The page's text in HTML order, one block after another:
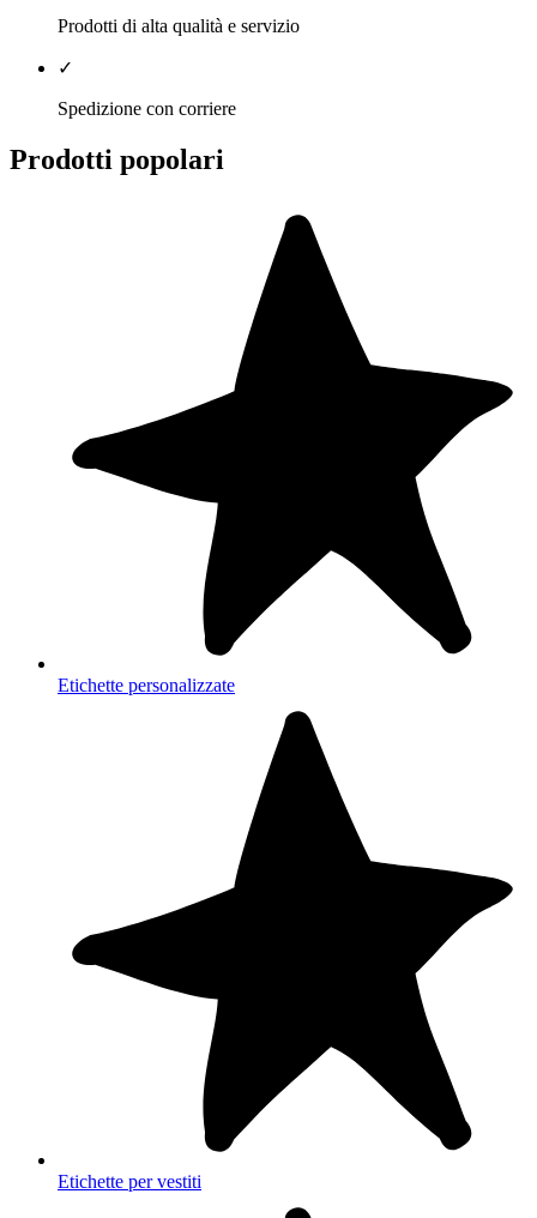
Prodotti di alta qualità e servizio
✓
Spedizione con corriere
Prodotti popolari
Etichette personalizzate
Etichette per vestiti